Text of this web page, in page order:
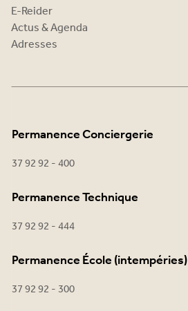
E-Reider
Actus & Agenda
Adresses
Permanence Conciergerie
37 92 92 - 400
Permanence Technique
37 92 92 - 444
Permanence École (intempéries)
37 92 92 - 300